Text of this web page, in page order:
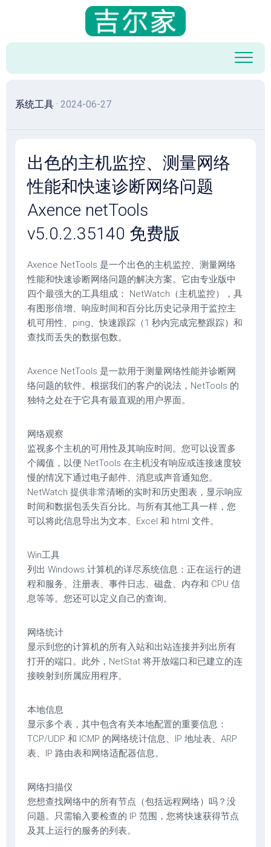
容
系统工具 · 2024-06-27
出色的主机监控、测量网络
性能和快速诊断网络问题
Axence netTools
v5.0.2.35140 免费版
Axence NetTools 是一个出色的主机监控、测量网络
性能和快速诊断网络问题的解决方案。它由专业版中
四个最强大的工具组成： NetWatch（主机监控），具
有图形倍增、响应时间和百分比历史记录用于监控主
机可用性、ping、快速跟踪（1 秒内完成完整跟踪）和
查找而丢失的数据包数。
Axence NetTools 是一款用于测量网络性能并诊断网
络问题的软件。根据我们的客户的说法，NetTools 的
独特之处在于它具有最直观的用户界面。
网络观察
监视多个主机的可用性及其响应时间。您可以设置多
个阈值，以便 NetTools 在主机没有响应或连接速度较
慢的情况下通过电子邮件、消息或声音通知您。
NetWatch 提供非常清晰的实时和历史图表，显示响应
时间和数据包丢失百分比。与所有其他工具一样，您
可以将此信息导出为文本、Excel 和 html 文件。
Win工具
列出 Windows 计算机的详尽系统信息：正在运行的进
程和服务、注册表、事件日志、磁盘、内存和 CPU 信
息等等。您还可以定义自己的查询。
网络统计
显示到您的计算机的所有入站和出站连接并列出所有
打开的端口。此外，NetStat 将开放端口和已建立的连
接映射到所属应用程序。
本地信息
显示多个表，其中包含有关本地配置的重要信息：
TCP/UDP 和 ICMP 的网络统计信息、IP 地址表、ARP
表、IP 路由表和网络适配器信息。
网络扫描仪
您想查找网络中的所有节点（包括远程网络）吗？没
问题。只需输入要检查的 IP 范围，您将快速获得节点
及其上运行的服务的列表。